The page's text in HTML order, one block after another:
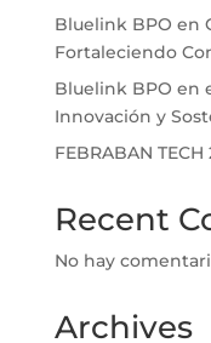
Bluelink BPO en
Fortaleciendo
Bluelink BPO en
Innovación y
FEBRABAN TECH
Recent
No hay
Archives